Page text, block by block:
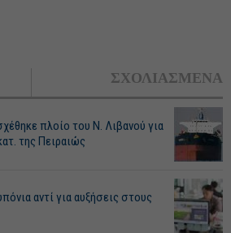
ΣΧΟΛΙΑΣΜΕΝΑ
πλοίο του Ν. Λιβανού για
της Πειραιώς
αντί για αυξήσεις στους